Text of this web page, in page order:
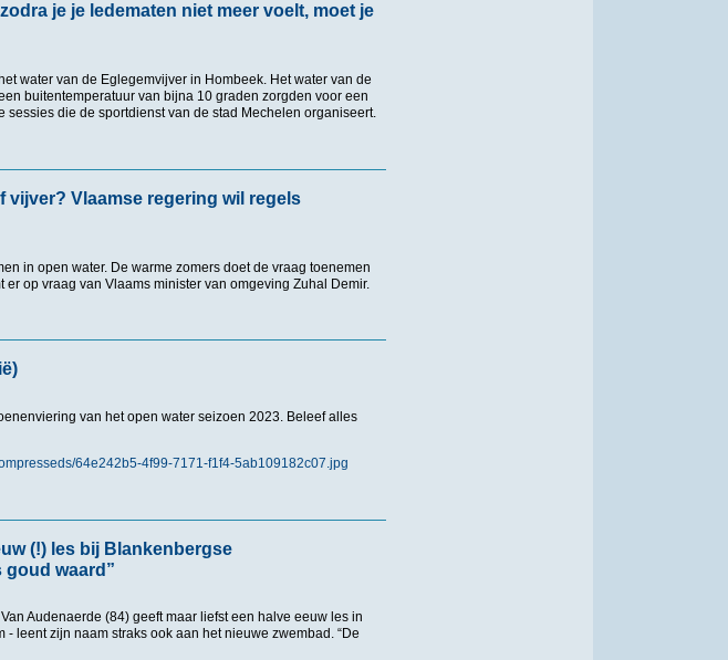
je je ledematen niet meer voelt, moet je
water van de Eglegemvijver in Hombeek. Het water van de
buitentemperatuur van bijna 10 graden zorgden voor een
die de sportdienst van de stad Mechelen organiseert.
zodra je je ledematen niet meer voelt, moet je uit het water”
vijver? Vlaamse regering wil regels
in open water. De warme zomers doet de vraag toenemen
op vraag van Vlaams minister van omgeving Zuhal Demir.
of vijver? Vlaamse regering wil regels versoepelen
van het open water seizoen 2023. Beleef alles
64e242b5-4f99-7171-f1f4-5ab109182c07.jpg
(!) les bij Blankenbergse
goud waard”
Audenaerde (84) geeft maar liefst een halve eeuw les in
leent zijn naam straks ook aan het nieuwe zwembad. “De